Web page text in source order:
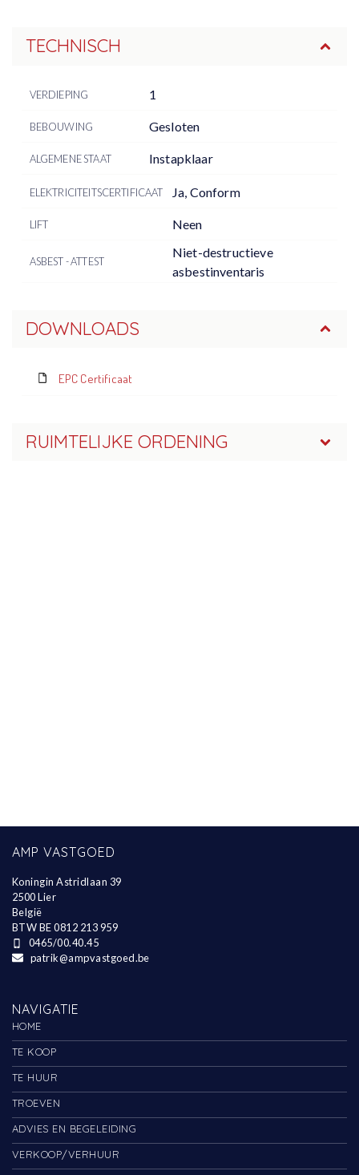
TECHNISCH
VERDIEPING 1
BEBOUWING Gesloten
ALGEMENE STAAT Instapklaar
ELEKTRICITEITSCERTIFICAAT Ja, Conform
LIFT Neen
ASBEST - ATTEST
Niet-destructieve
asbestinventaris
DOWNLOADS
EPC Certificaat
RUIMTELIJKE ORDENING
AMP VASTGOED
Koningin Astridlaan 39
2500 Lier
België
BTW BE 0812 213 959
0465/00.40.45
patrik@ampvastgoed.be
NAVIGATIE
HOME
TE KOOP
TE HUUR
TROEVEN
ADVIES EN BEGELEIDING
VERKOOP/VERHUUR